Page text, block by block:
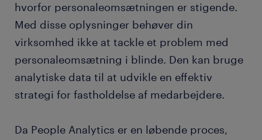
hvorfor personaleomsætningen er stigende.
Med disse oplysninger behøver din
virksomhed ikke at tackle et problem med
personaleomsætning i blinde. Den kan bruge
analytiske data til at udvikle en effektiv
strategi for fastholdelse af medarbejdere.
Da People Analytics er en løbende proces,